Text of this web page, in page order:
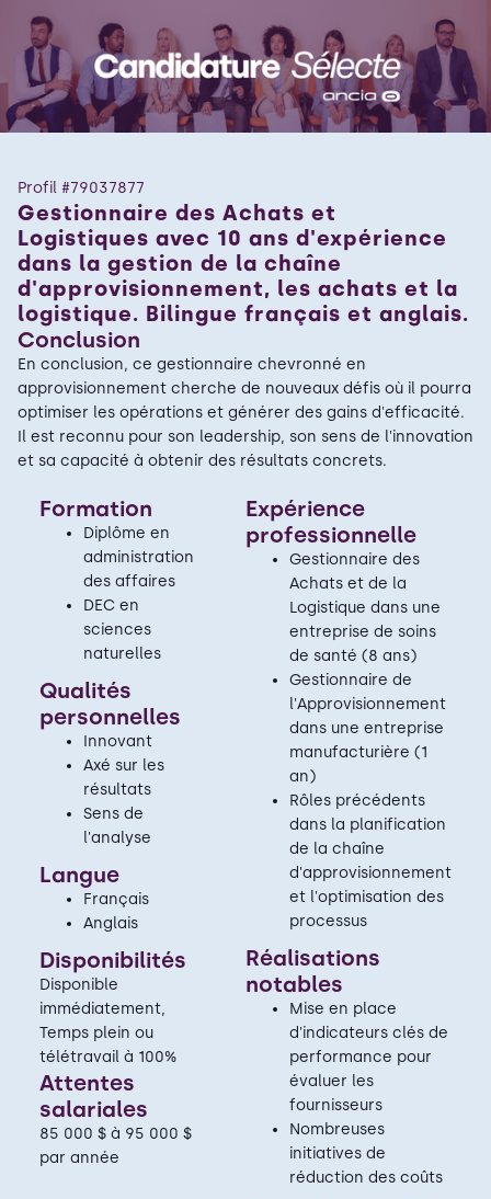
Profil #79037877
Gestionnaire des Achats et
Logistiques avec 10 ans d'expérience
dans la gestion de la chaîne
d'approvisionnement, les achats et la
logistique. Bilingue français et anglais.
Formation
Diplôme en
administration
des affaires
DEC en
sciences
naturelles
Qualités
personnelles
Innovant
Axé sur les
résultats
Sens de
l'analyse
Langue
Français
Anglais
Disponibilités
Disponible
immédiatement,
Temps plein ou
télétravail à 100%
Attentes
salariales
85 000 $ à 95 000 $
par année
Expérience
professionnelle
Gestionnaire des
Achats et de la
Logistique dans une
entreprise de soins
de santé (8 ans)
Gestionnaire de
l'Approvisionnement
dans une entreprise
manufacturière (1
an)
Rôles précédents
dans la planification
de la chaîne
d'approvisionnement
et l'optimisation des
processus
Réalisations
notables
Mise en place
d'indicateurs clés de
performance pour
évaluer les
fournisseurs
Nombreuses
initiatives de
réduction des coûts
Conclusion
En conclusion, ce gestionnaire chevronné en
approvisionnement cherche de nouveaux défis où il pourra
optimiser les opérations et générer des gains d'efficacité.
Il est reconnu pour son leadership, son sens de l'innovation
et sa capacité à obtenir des résultats concrets.